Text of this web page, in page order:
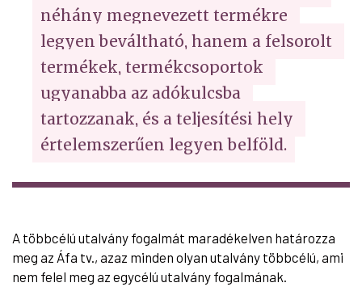
néhány megnevezett termékre
legyen beváltható, hanem a felsorolt
termékek, termékcsoportok
ugyanabba az adókulcsba
tartozzanak, és a teljesítési hely
értelemszerűen legyen belföld.
A többcélú utalvány fogalmát maradékelven határozza
meg az Áfa tv., azaz minden olyan utalvány többcélú, ami
nem felel meg az egycélú utalvány fogalmának.